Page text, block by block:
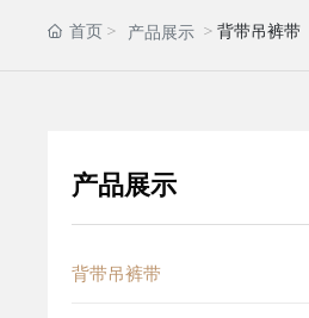
首页 产品展示 背带吊裤带
产品展示
背带吊裤带